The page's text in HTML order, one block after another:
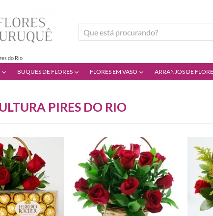
BUQUÊS DE FLORES FLORES EM VASO ARRANJOS DE
do Rio
PIRES DO RIO